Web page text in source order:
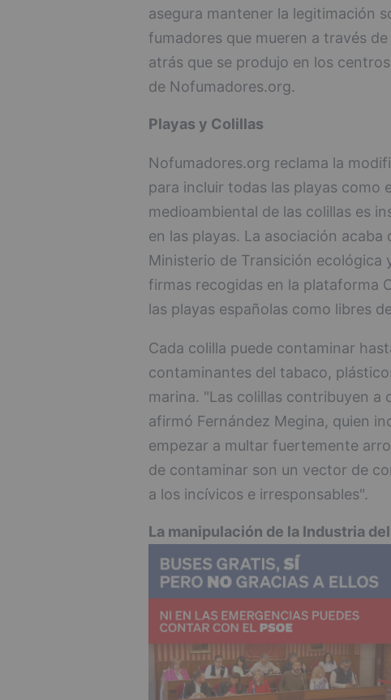
asegura mantener la legitimación
fumadores que mueren a través
atrás que se produjo en los
de Nofumadores.org.
Playas y Colillas
Nofumadores.org reclama la
para incluir todas las playas como
medioambiental de las colillas es
en las playas. La asociación
Ministerio de Transición ecológica
firmas recogidas en la plataforma
las playas españolas como libres
Cada colilla puede contaminar
contaminantes del tabaco,
marina. "Las colillas contribuyen
afirmó Fernández Megina, quien
empezar a multar fuertemente
de contaminar son un vector de
a los incívicos e irresponsables".
La manipulación de la Industria